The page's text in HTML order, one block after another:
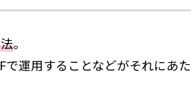
。
運用することなどがそれにあた